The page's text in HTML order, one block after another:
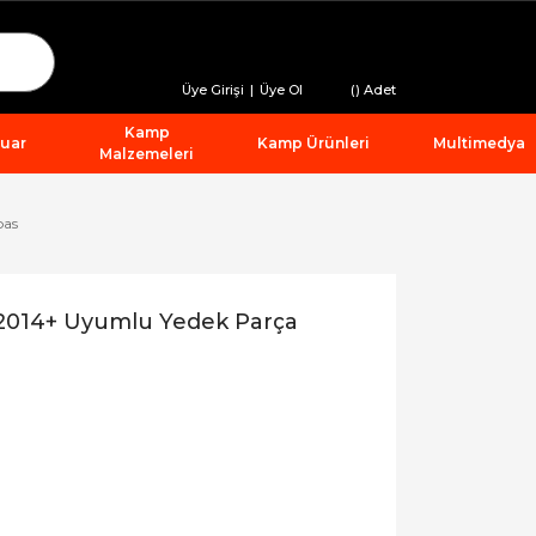
Üye Girişi | Üye Ol () Adet
Kamp
Malzemeleri
Kamp Ürünleri Multimedya
Uyumlu Yedek Parça